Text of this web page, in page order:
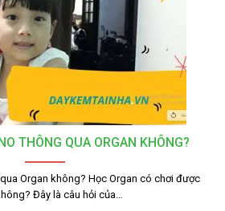
THÔNG QUA ORGAN KHÔNG?
Organ không? Học Organ có chơi được
Đây là câu hỏi của…